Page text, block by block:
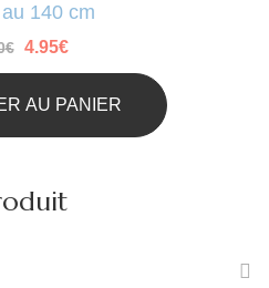
140 cm
€ Le
était :
9.90€.
4.95€Le
est :
4.95€.
AU PANIER